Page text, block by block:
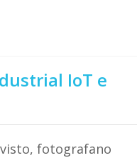
IoT e
fotografano